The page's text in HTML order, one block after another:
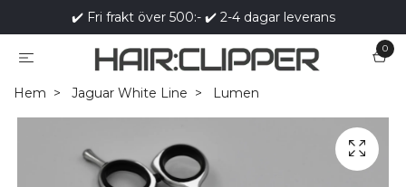
✔️ Fri frakt över 500:- ✔️ 2-4 dagar leverans
0
Hem Jaguar White Line Lumen